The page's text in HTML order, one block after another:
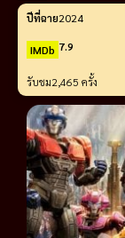
ปีที่ฉาย2024
IMDb 7.9
รับชม2,465 ครั้ง